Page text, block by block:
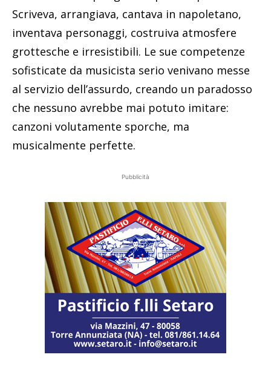
Scriveva, arrangiava, cantava in napoletano,
inventava personaggi, costruiva atmosfere
grottesche e irresistibili. Le sue competenze
sofisticate da musicista serio venivano messe
al servizio dell’assurdo, creando un paradosso
che nessuno avrebbe mai potuto imitare:
canzoni volutamente sporche, ma
musicalmente perfette.
Pubblicità